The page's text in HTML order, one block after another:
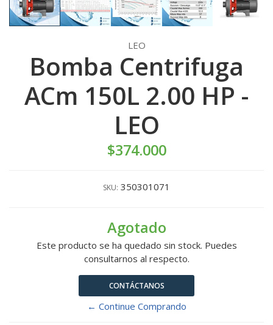
LEO
Bomba Centrifuga
ACm 150L 2.00 HP -
LEO
$374.000
SKU: 350301071
Agotado
Este producto se ha quedado sin stock. Puedes
consultarnos al respecto.
CONTÁCTANOS
← Continue Comprando